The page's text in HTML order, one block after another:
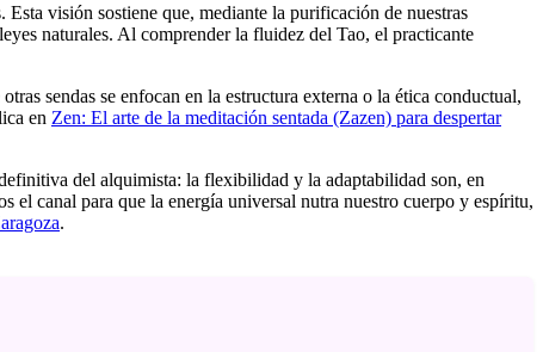
visión sostiene que, mediante la purificación de nuestras
naturales. Al comprender la fluidez del Tao, el practicante
sendas se enfocan en la estructura externa o la ética conductual,
en Zen: El arte de la meditación sentada (Zazen) para despertar
del alquimista: la flexibilidad y la adaptabilidad son, en
el canal para que la energía universal nutra nuestro cuerpo y espíritu,
.